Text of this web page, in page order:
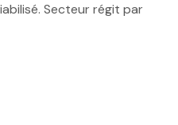
Secteur régit par